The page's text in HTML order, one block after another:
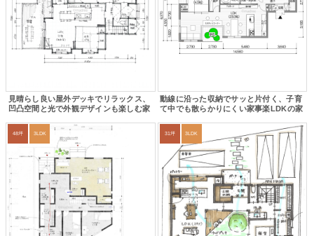
見晴らし良い屋外デッキでリラックス、
凹凸空間と光で外観デザインも楽しむ家
動線に沿った収納でサッと片付く、子育
て中でも散らかりにくい家事楽LDKの家
48坪 3LDK 31坪 3LDK